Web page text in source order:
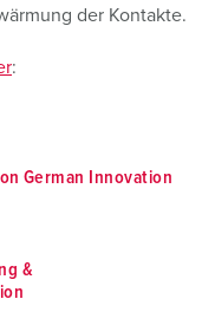
der Kontakte.
:
German Innovation
&